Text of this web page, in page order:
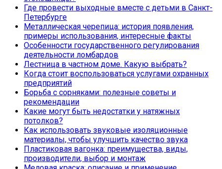
Где провести выходные вместе с детьми в Санкт-
Петербурге
Металлическая черепица: история появления,
примеры использования, интересные факты
Особенности государственного регулирования
деятельности ломбардов
Лестница в частном доме. Какую выбрать?
Когда стоит воспользоваться услугами охранных
предприятий
Борьба с сорняками: полезные советы и
рекомендации
Какие могут быть недостатки у натяжных
потолков?
Как использовать звуковые изоляционные
материалы, чтобы улучшить качество звука
Пластиковая вагонка: преимущества, виды,
производители, выбор и монтаж